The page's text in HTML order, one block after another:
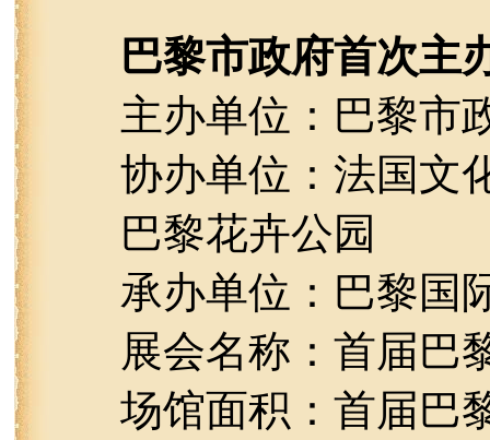
巴黎市政府首次主
主办单位：巴黎市
协办单位：法国文
巴黎花卉公园
承办单位：巴黎国
展会名称：首届巴
场馆面积：首届巴